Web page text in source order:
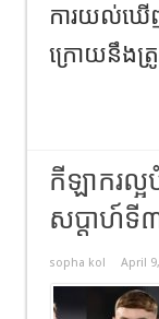
ការ​យល់​ឃើ
ក្រោយនឹងត្រូ
កីឡាករល្
សប្តាហ៍ទី
sopha kol April